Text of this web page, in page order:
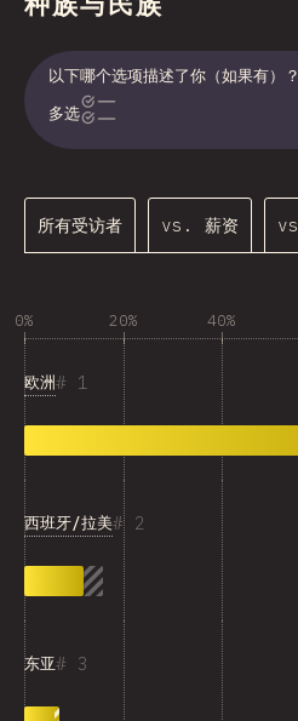
以下哪个选项描述了你（如果有）
多选
所有受访者 vs. 薪资
0% 20% 40%
1
欧洲
2
西班牙/拉美
3
东亚